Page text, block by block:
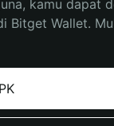
kamu dapat
Bitget Wallet.